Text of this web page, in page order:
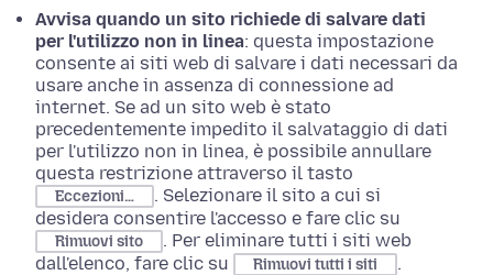
Avvisa quando un sito richiede di salvare dati
per l'utilizzo non in linea: questa impostazione
consente ai siti web di salvare i dati necessari da
usare anche in assenza di connessione ad
internet. Se ad un sito web è stato
precedentemente impedito il salvataggio di dati
per l'utilizzo non in linea, è possibile annullare
questa restrizione attraverso il tasto
Eccezioni…
. Selezionare il sito a cui si
desidera consentire l'accesso e fare clic su
Rimuovi sito
. Per eliminare tutti i siti web
dall'elenco, fare clic su
Rimuovi tutti i siti .